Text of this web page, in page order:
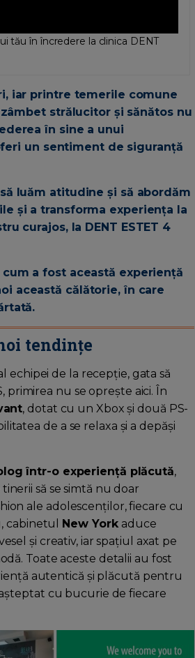
tău în încredere la clinica DENT
iar printre temerile comune
strălucitor și sănătos nu
în sine a unui
un sentiment de siguranță
luăm atitudine și să abordăm
și a transforma experiența la
curajos, la DENT ESTET 4
a fost această experiență
această călătorie, în care
tendințe
de la recepție, gata să
primirea nu se oprește aici. În
, dotat cu un Xbox și două PS-
de a se relaxa și a depăși
într-o experiență plăcută,
să se simtă nu doar
ale adolescenților, fiecare cu
cabinetul New York aduce
și creativ, iar spațiul axat pe
Toate aceste detalii au fost
autentică și plăcută pentru
cu bucurie de fiecare